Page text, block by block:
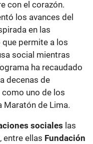
con el corazón.
los avances del
en las
permite a los
social mientras
ha recaudado
decenas de
uno de los
Maratón de Lima.
sociales las
entre ellas Fundación